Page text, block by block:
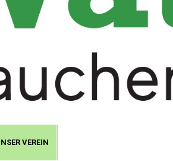
VEREIN